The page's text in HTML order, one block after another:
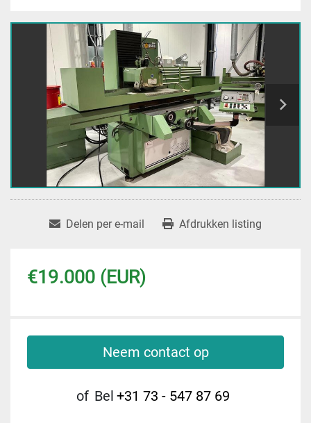
Delen per e-mail Afdrukken listing
€19.000 (EUR)
Neem contact op
of Bel +31 73 - 547 87 69